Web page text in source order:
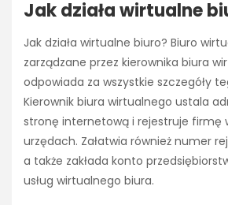
Jak działa wirtualne
Jak działa wirtualne biuro? Biuro
zarządzane przez kierownika biura
odpowiada za wszystkie szczegóły
Kierownik biura wirtualnego ustala
stronę internetową i rejestruje firmę
urzędach. Załatwia również numer
a także zakłada konto
usług wirtualnego biura.